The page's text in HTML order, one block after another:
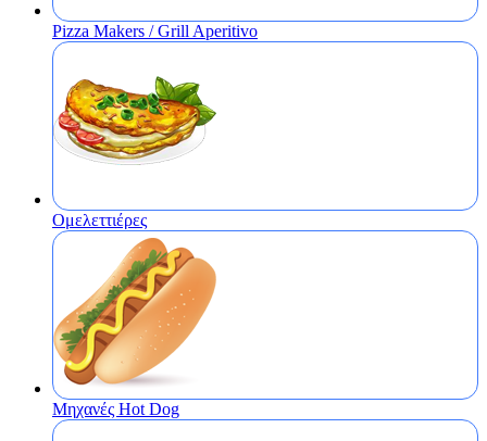
Pizza Makers / Grill Aperitivo
Ομελεττιέρες
Μηχανές Hot Dog